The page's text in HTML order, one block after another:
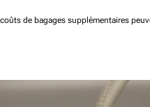
de bagages supplémentaires